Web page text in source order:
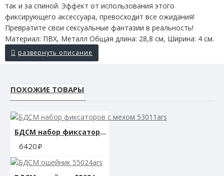
так и за спиной. Эффект от использования этого
фиксирующего аксессуара, превосходит все ожидания!
Превратите свои сексуальные фантазии в реальность!
Материал: ПВХ, Металл Общая длина: 28,8 см, Ширина: 4 см.
ПОХОЖИЕ ТОВАРЫ
БДСМ набор фиксаторов с мехом 53011ars
6420